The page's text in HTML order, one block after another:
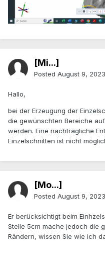
[Mi...]
Posted August 9, 2023
Hallo,
bei der Erzeugung der
die gewünschten Bereiche
werden. Eine nachträgliche
Einzelschnitten ist nicht
[Mo...]
Posted August 9, 2023
Er berücksichtigt beim
Stelle 5cm mache jedoch die
Rändern, wissen Sie wie ich